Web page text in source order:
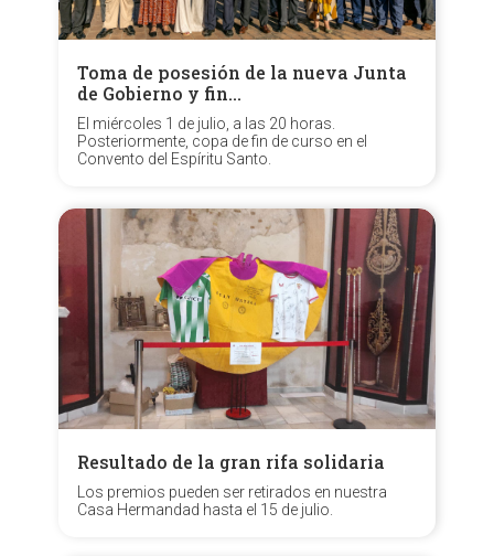
Toma de posesión de la nueva Junta
de Gobierno y fin…
El miércoles 1 de julio, a las 20 horas.
Posteriormente, copa de fin de curso en el
Convento del Espíritu Santo.
Resultado de la gran rifa solidaria
Los premios pueden ser retirados en nuestra
Casa Hermandad hasta el 15 de julio.